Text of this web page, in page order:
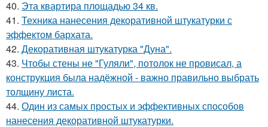
40. Эта квартира площадью 34 кв.
41. Техника нанесения декоративной штукатурки с
эффектом бархата.
42. Декоративная штукатурка "Дуна".
43. Чтобы стены не "Гуляли", потолок не провисал, а
конструкция была надёжной - важно правильно выбрать
толщину листа.
44. Один из самых простых и эффективных способов
нанесения декоративной штукатурки.